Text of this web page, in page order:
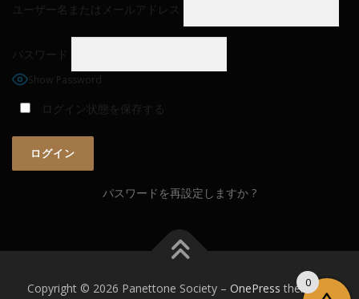
ユーザー名またはメールアドレス
パスワード
Show Password
ログイン状態を保存する
パスワードを再設定しますか ?
Copyright © 2026 Panettone Society – OnePress theme by
0